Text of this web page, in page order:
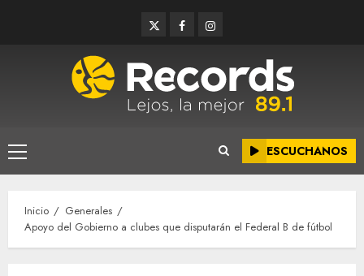
TwitterFacebookInstagram
Menú
principal
ESCUCHANOS
Inicio
Generales
Apoyo del Gobierno a clubes que disputarán el Federal B de fútbol